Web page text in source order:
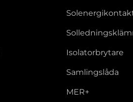
Isolatorbrytare
Samlingslåda
MER+